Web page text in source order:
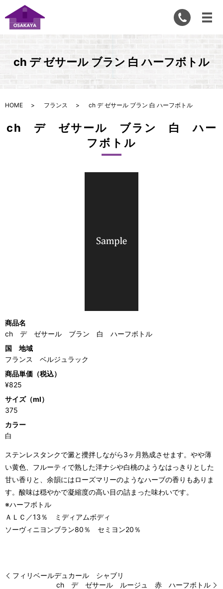
ch デ ゼサール ブラン 白 ハーフボトル
HOME フランス ch デ ゼサール ブラン 白 ハーフボトル
ch デ ゼサール ブラン 白 ハー
フボトル
商品名
ch デ ゼサール ブラン 白 ハーフボトル
国 地域
フランス ベルジュラック
商品単価（税込）
¥825
サイズ（ml）
375
カラー
白
ステンレスタンクで澱と攪拌しながら3ヶ月熟成させます。やや薄
い黄色、フルーティで熟した洋ナシや白桃のようなはっきりとした
甘い香りと、余韻にはローズマリーのようなハーブの香りもありま
す。酸味は穏やかで凝縮度の高い目の詰まった味わいです。
※ハーフボトル
ＡＬＣ／13％ ミディアムボディ
ソーヴィニヨンブラン80％ セミヨン20％
フィリベールデュカール シャブリ
ch デ ゼサール ルージュ 赤 ハーフボトル